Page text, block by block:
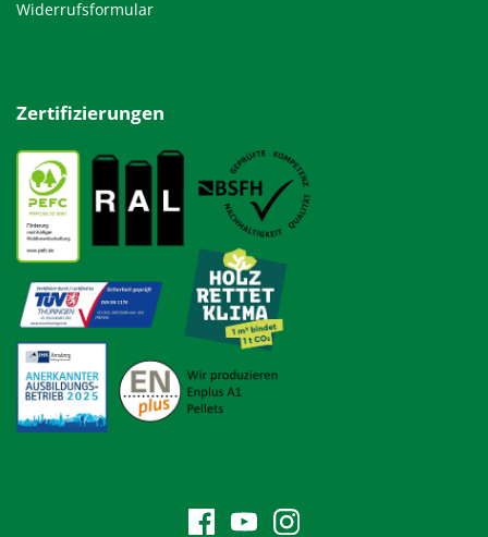
Widerrufsformular
Zertifizierungen